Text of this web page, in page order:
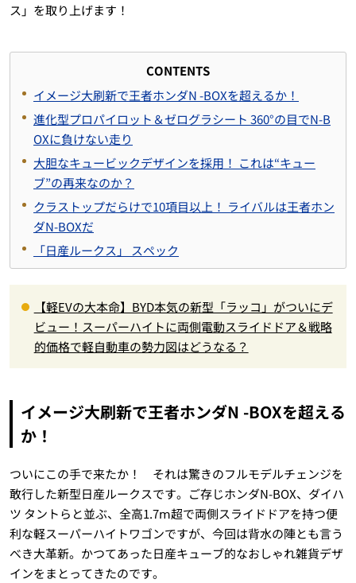
ス」を取り上げます！
CONTENTS
イメージ大刷新で王者ホンダN -BOXを超えるか！
進化型プロパイロット＆ゼログラシート 360°の目でN-B
OXに負けない走り
大胆なキュービックデザインを採用！ これは“キュー
ブ”の再来なのか？
クラストップだらけで10項目以上！ ライバルは王者ホン
ダN-BOXだ
「日産ルークス」 スペック
【軽EVの大本命】BYD本気の新型「ラッコ」がついにデ
ビュー！スーパーハイトに両側電動スライドドア＆戦略
的価格で軽自動車の勢力図はどうなる？
イメージ大刷新で王者ホンダN -BOXを超える
か！
ついにこの手で来たか！ それは驚きのフルモデルチェンジを
敢行した新型日産ルークスです。ご存じホンダN-BOX、ダイハ
ツ タントらと並ぶ、全高1.7ⅿ超で両側スライドドアを持つ便
利な軽スーパーハイトワゴンですが、今回は背水の陣とも言う
べき大革新。かつてあった日産キューブ的なおしゃれ雑貨デザ
インをまとってきたのです。